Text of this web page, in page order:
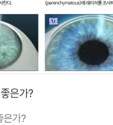
은가?
은가?